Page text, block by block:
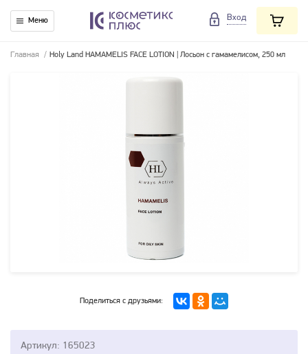
Меню Вход
Главная / Holy Land HAMAMELIS FACE LOTION | Лосьон с гамамелисом, 250 мл
Поделиться с друзьями:
Артикул: 165023